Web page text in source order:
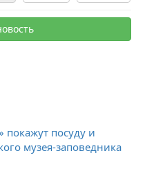
покажут посуду и
музея-заповедника